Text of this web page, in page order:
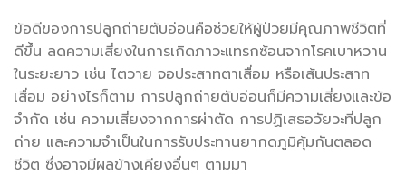
ข้อดีของการปลูกถ่ายตับอ่อนคือช่วยให้ผู้ป่วยมีคุณภาพชีวิตที่
ดีขึ้น ลดความเสี่ยงในการเกิดภาวะแทรกซ้อนจากโรคเบาหวาน
ในระยะยาว เช่น ไตวาย จอประสาทตาเสื่อม หรือเส้นประสาท
เสื่อม อย่างไรก็ตาม การปลูกถ่ายตับอ่อนก็มีความเสี่ยงและข้อ
จำกัด เช่น ความเสี่ยงจากการผ่าตัด การปฏิเสธอวัยวะที่ปลูก
ถ่าย และความจำเป็นในการรับประทานยากดภูมิคุ้มกันตลอด
ชีวิต ซึ่งอาจมีผลข้างเคียงอื่นๆ ตามมา